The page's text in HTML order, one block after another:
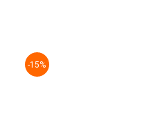
-15%